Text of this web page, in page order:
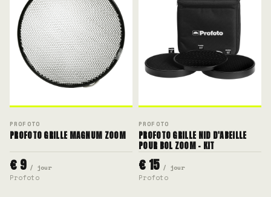
PROFOTO
PROFOTO GRILLE MAGNUM ZOOM
€ 9 / jour
Profoto
PROFOTO
PROFOTO GRILLE NID D'ABEILLE
POUR BOL ZOOM - KIT
€ 15 / jour
Profoto